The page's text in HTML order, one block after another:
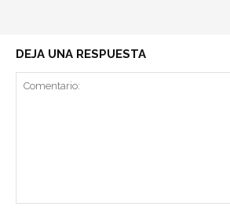
DEJA UNA RESPUESTA